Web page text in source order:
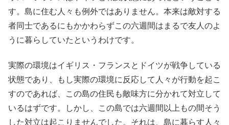
す。島に住む人々も例外ではありません。本来は敵対する
者同士であるにもかかわらずこの六週間はまるで友人のよ
うに暮らしていたというわけです。
実際の環境はイギリス・フランスとドイツが戦争している
状態であり、もし実際の環境に反応して人々が行動を起こ
すのであれば、この島の住民も敵味方に分かれて対立して
いるはずです。しかし、この島では六週間以上もの間そう
した対立は起こりませんでした。それは、島に暮らす人々